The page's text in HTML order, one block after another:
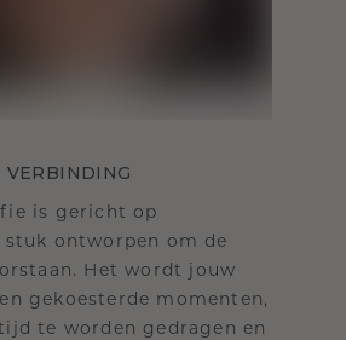
VERBINDING
is gericht op
ontworpen om de
Het wordt jouw
gekoesterde momenten,
te worden gedragen en